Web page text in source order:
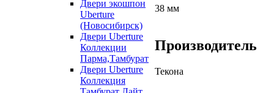
Двери экошпон
Uberture
(Новосибирск)
Двери Uberture
Коллекции
Парма,Тамбурат
Двери Uberture
Коллекция
38 мм
Производитель
Текона